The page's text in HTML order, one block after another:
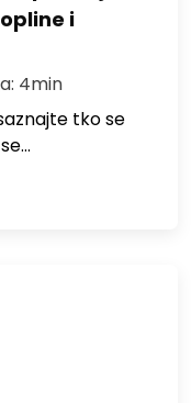
i
4min
tko se